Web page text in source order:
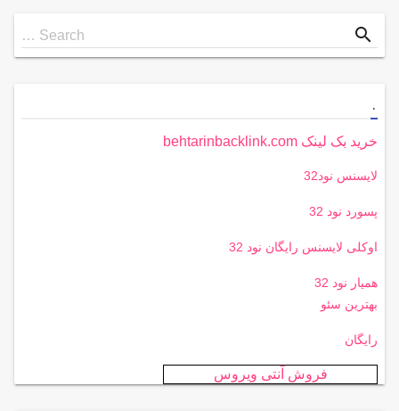
Search
for
Search … search
.
خرید بک لینک behtarinbacklink.com
لایسنس نود32
پسورد نود 32
اوکلی لایسنس رایگان نود 32
همیار نود 32
بهترین سئو
رایگان
فروش آنتی ویروس